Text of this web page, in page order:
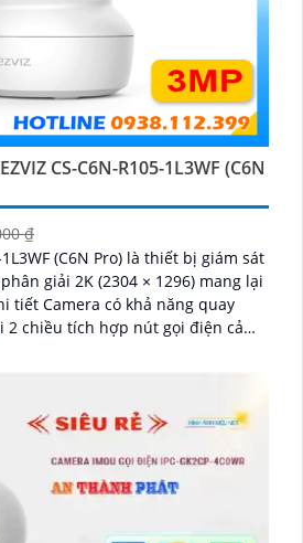
CS-C6N-R105-1L3WF (C6N
₫
(C6N Pro) là thiết bị giám sát
giải 2K (2304 × 1296) mang lại
tiết Camera có khả năng quay
2 chiều tích hợp nút gọi điện cảm
sát Wifi Không Dây CS-C6N-R105-